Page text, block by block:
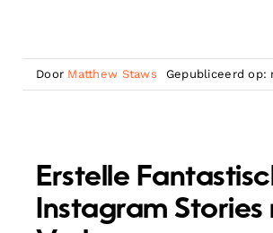
Door Matthew Staws Gepubliceerd op:
Erstelle
Instagram Stories